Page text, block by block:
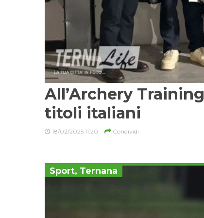
All’Archery
titoli italiani
18/02/2025 11:20 Condividi
Sport, Ternana